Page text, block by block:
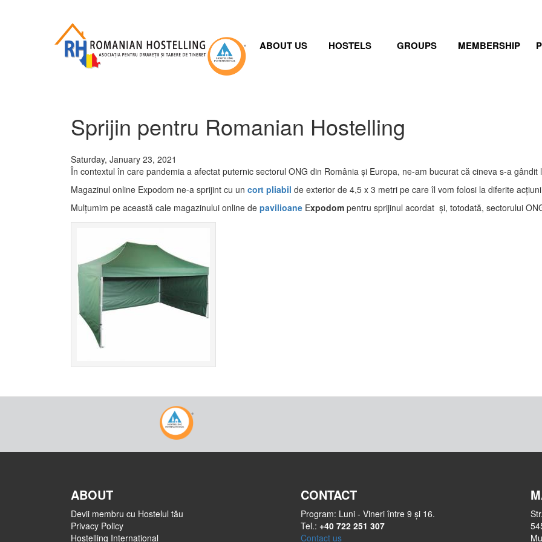
ABOUT US HOSTELS GROUPS MEMBERSHIP
Sprijin pentru Romanian Hostelling
Saturday, January 23, 2021
În contextul în care pandemia a afectat puternic sectorul ONG din România și Europa, ne-am bucurat că cineva s-a
Magazinul online Expodom ne-a sprijint cu un cort pliabil de exterior de 4,5 x 3 metri pe care îl vom folosi la diferite
Mulțumim pe această cale magazinului online de pavilioane Expodom pentru sprijinul acordat și, totodată, sectorului
ABOUT
Devii membru cu Hostelul tău
Privacy Policy
Hostelling International
CONTACT
Program: Luni - Vineri între 9 și 16.
Tel.: +40 722 251 307
Contact us